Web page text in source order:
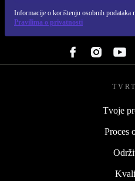
Informacije o korištenju osobnih podataka
Pravilima o privatnosti
Tvoje
Proces